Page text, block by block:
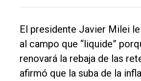
Balcarce
Inicio
Tendencia
El presidente Javier Milei
al campo que “liquide”
renovará la rebaja de las
afirmó que la suba de la